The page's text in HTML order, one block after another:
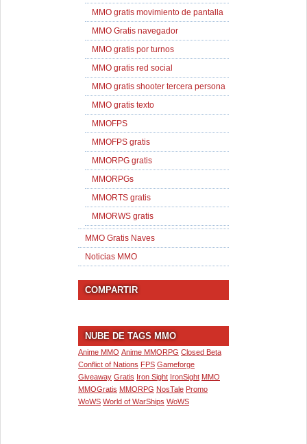
MMO gratis movimiento de pantalla
MMO Gratis navegador
MMO gratis por turnos
MMO gratis red social
MMO gratis shooter tercera persona
MMO gratis texto
MMOFPS
MMOFPS gratis
MMORPG gratis
MMORPGs
MMORTS gratis
MMORWS gratis
MMO Gratis Naves
Noticias MMO
COMPARTIR
NUBE DE TAGS MMO
Anime MMO Anime MMORPG Closed Beta
Conflict of Nations FPS Gameforge
Giveaway Gratis Iron Sight IronSight MMO
MMOGratis MMORPG NosTale Promo
WoWS World of WarShips WoWS